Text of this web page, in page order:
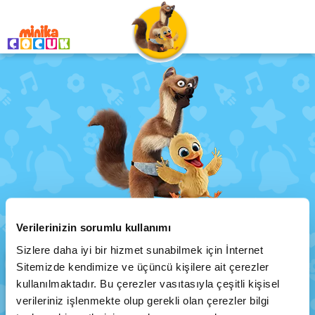
Verilerinizin sorumlu kullanımı
Sizlere daha iyi bir hizmet sunabilmek için İnternet
Sitemizde kendimize ve üçüncü kişilere ait çerezler
kullanılmaktadır. Bu çerezler vasıtasıyla çeşitli kişisel
verileriniz işlenmekte olup gerekli olan çerezler bilgi
Weasy Ailesi
Anasayfa Programlar Weasy Ailesi